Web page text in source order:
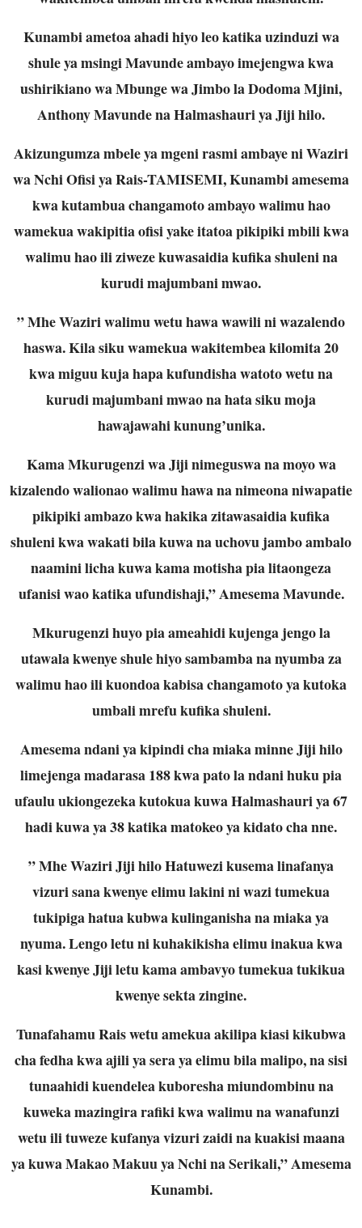
Kunambi ametoa ahadi hiyo leo katika uzinduzi wa
shule ya msingi Mavunde ambayo imejengwa kwa
ushirikiano wa Mbunge wa Jimbo la Dodoma Mjini,
Anthony Mavunde na Halmashauri ya Jiji hilo.
Akizungumza mbele ya mgeni rasmi ambaye ni Waziri
wa Nchi Ofisi ya Rais-TAMISEMI, Kunambi amesema
kwa kutambua changamoto ambayo walimu hao
wamekua wakipitia ofisi yake itatoa pikipiki mbili kwa
walimu hao ili ziweze kuwasaidia kufika shuleni na
kurudi majumbani mwao.
” Mhe Waziri walimu wetu hawa wawili ni wazalendo
haswa. Kila siku wamekua wakitembea kilomita 20
kwa miguu kuja hapa kufundisha watoto wetu na
kurudi majumbani mwao na hata siku moja
hawajawahi kunung’unika.
Kama Mkurugenzi wa Jiji nimeguswa na moyo wa
kizalendo walionao walimu hawa na nimeona niwapatie
pikipiki ambazo kwa hakika zitawasaidia kufika
shuleni kwa wakati bila kuwa na uchovu jambo ambalo
naamini licha kuwa kama motisha pia litaongeza
ufanisi wao katika ufundishaji,” Amesema Mavunde.
Mkurugenzi huyo pia ameahidi kujenga jengo la
utawala kwenye shule hiyo sambamba na nyumba za
walimu hao ili kuondoa kabisa changamoto ya kutoka
umbali mrefu kufika shuleni.
Amesema ndani ya kipindi cha miaka minne Jiji hilo
limejenga madarasa 188 kwa pato la ndani huku pia
ufaulu ukiongezeka kutokua kuwa Halmashauri ya 67
hadi kuwa ya 38 katika matokeo ya kidato cha nne.
” Mhe Waziri Jiji hilo Hatuwezi kusema linafanya
vizuri sana kwenye elimu lakini ni wazi tumekua
tukipiga hatua kubwa kulinganisha na miaka ya
nyuma. Lengo letu ni kuhakikisha elimu inakua kwa
kasi kwenye Jiji letu kama ambavyo tumekua tukikua
kwenye sekta zingine.
Tunafahamu Rais wetu amekua akilipa kiasi kikubwa
cha fedha kwa ajili ya sera ya elimu bila malipo, na sisi
tunaahidi kuendelea kuboresha miundombinu na
kuweka mazingira rafiki kwa walimu na wanafunzi
wetu ili tuweze kufanya vizuri zaidi na kuakisi maana
ya kuwa Makao Makuu ya Nchi na Serikali,” Amesema
Kunambi.